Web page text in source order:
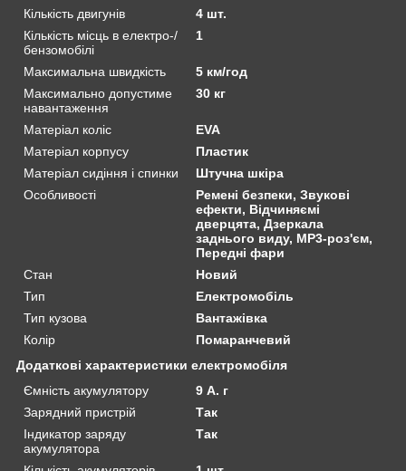
Кількість двигунів
4 шт.
Кількість місць в електро-/
бензомобілі
1
Максимальна швидкість
5 км/год
Максимально допустиме
навантаження
30 кг
Матеріал коліс
EVA
Матеріал корпусу
Пластик
Матеріал сидіння і спинки
Штучна шкіра
Особливості
Ремені безпеки, Звукові
ефекти, Відчиняємі
дверцята, Дзеркала
заднього виду, MP3-роз'єм,
Передні фари
Стан
Новий
Тип
Електромобіль
Тип кузова
Вантажівка
Колір
Помаранчевий
Додаткові характеристики електромобіля
Ємність акумулятору
9 А. г
Зарядний пристрій
Так
Індикатор заряду
акумулятора
Так